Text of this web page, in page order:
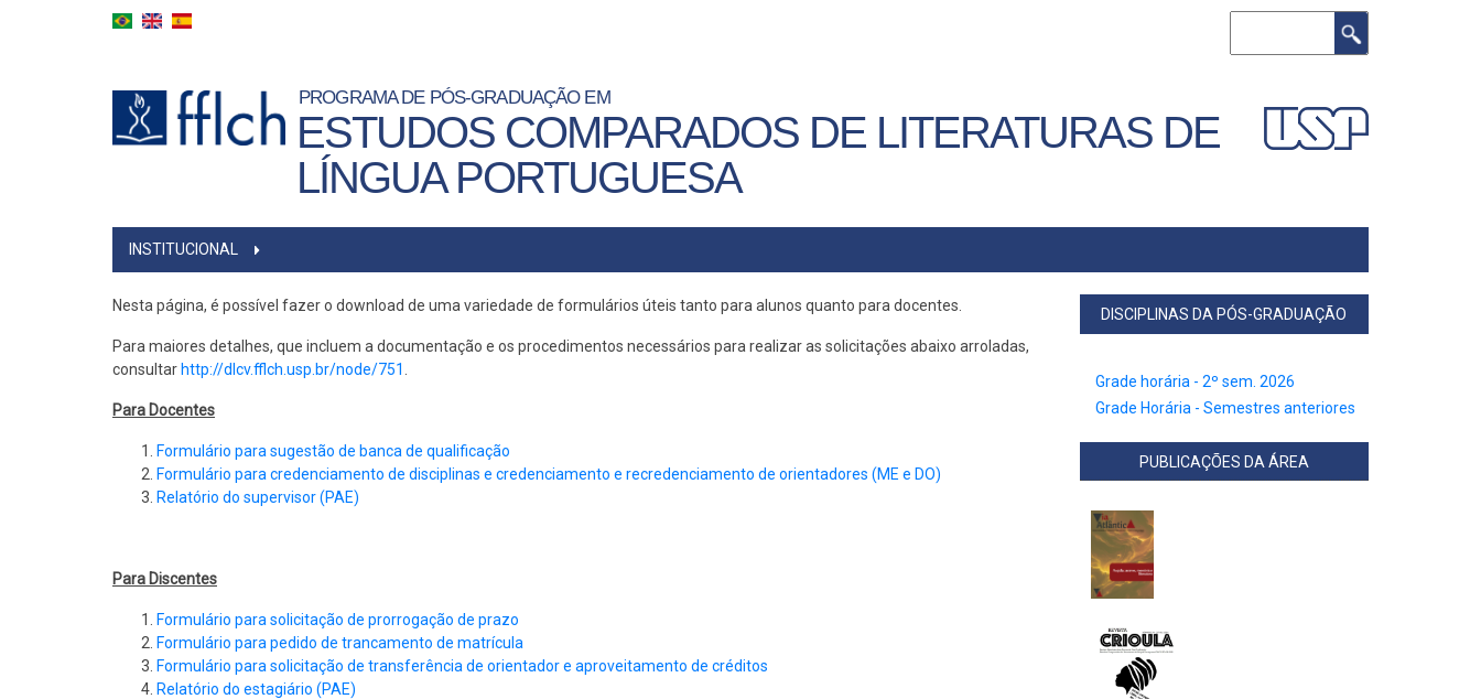
PROGRAMA DE PÓS-GRADUAÇÃO EM
ESTUDOS COMPARADOS DE LITERATURAS DE
LÍNGUA PORTUGUESA
MAIN
INSTITUCIONAL
Nesta página, é possível fazer o download de uma variedade de formulários úteis tanto para alunos quanto para docentes.
Para maiores detalhes, que incluem a documentação e os procedimentos necessários para realizar as solicitações abaixo arroladas,
consultar http://dlcv.fflch.usp.br/node/751
Para Docentes
Formulário para sugestão de banca de qualificação
Formulário para credenciamento de disciplinas e credenciamento e recredenciamento de orientadores (ME e DO)
Relatório do supervisor (PAE)
Para Discentes
Formulário para solicitação de prorrogação de prazo
Formulário para pedido de trancamento de matrícula
Formulário para solicitação de transferência de orientador e aproveitamento de créditos
Relatório do estagiário (PAE)
DISCIPLINAS DA PÓS-GRADUAÇÃO
Grade horária - 2º sem. 2026
Grade Horária - Semestres anteriores
PUBLICAÇÕES DA ÁREA